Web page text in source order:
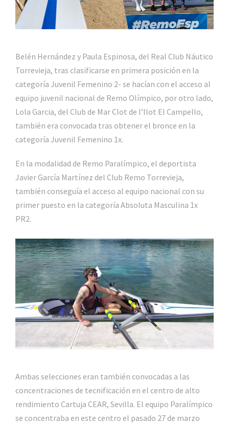
Belén Hernández y Paula Espinosa, del Real Club Náutico
Torrevieja, tras clasificarse en primera posición en la
categoría Juvenil Femenino 2- se hacían con el acceso al
equipo juvenil nacional de Remo Olímpico, por otro lado,
Lola Garcia, del Club de Mar Clot de l’Ilot El Campello,
también era convocada tras obtener el bronce en la
categoría Juvenil Femenino 1x.
En la modalidad de Remo Paralímpico, el deportista
Javier García Martínez del Club Remo Torrevieja,
también conseguía el acceso al equipo nacional con su
primer puesto en la categoría Absoluta Masculina 1x
PR2.
Ambas selecciones eran también convocadas a las
concentraciones de tecnificación en el centro de alto
rendimiento Cartuja CEAR, Sevilla. El equipo Paralímpico
se concentraba en este centro el pasado 27 de marzo